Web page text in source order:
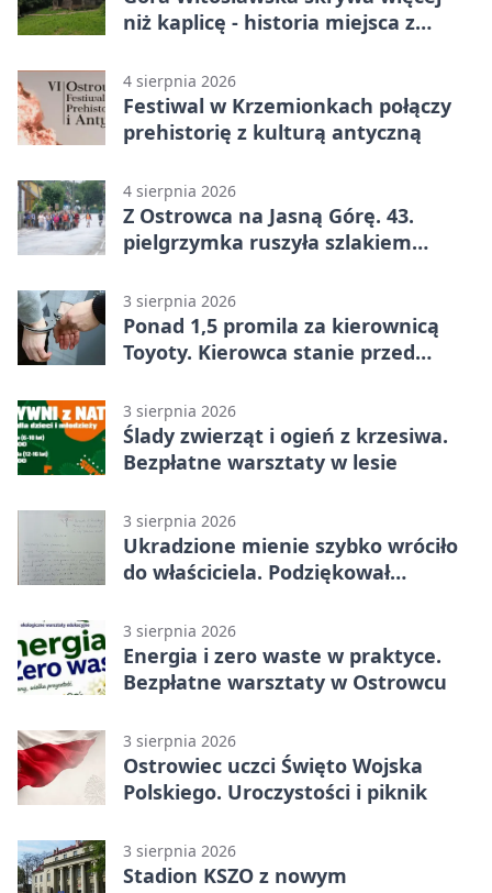
niż kaplicę - historia miejsca z
4 sierpnia 2026
Festiwal w Krzemionkach połączy
prehistorię z kulturą antyczną
4 sierpnia 2026
Z Ostrowca na Jasną Górę. 43.
pielgrzymka ruszyła szlakiem
3 sierpnia 2026
Ponad 1,5 promila za kierownicą
Toyoty. Kierowca stanie przed
3 sierpnia 2026
Ślady zwierząt i ogień z krzesiwa.
Bezpłatne warsztaty w lesie
3 sierpnia 2026
Ukradzione mienie szybko wróciło
do właściciela. Podziękował
3 sierpnia 2026
Energia i zero waste w praktyce.
Bezpłatne warsztaty w Ostrowcu
3 sierpnia 2026
Ostrowiec uczci Święto Wojska
Polskiego. Uroczystości i piknik
3 sierpnia 2026
Stadion KSZO z nowym